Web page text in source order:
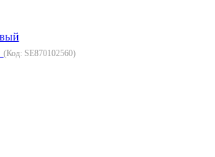
(Код: SE870102560)